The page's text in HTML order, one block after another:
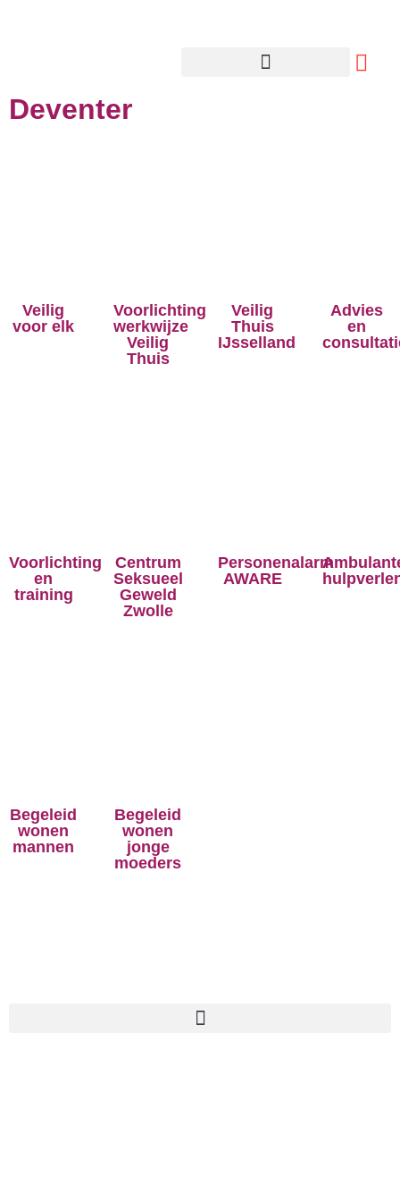
Deventer
Veilig
voor elk
Voorlichting
werkwijze
Veilig
Thuis
Veilig
Thuis
IJsselland
Advies
en
Voorlichting
en
training
Centrum
Seksueel
Geweld
Zwolle
Personenalarm
AWARE
Begeleid
wonen
mannen
Begeleid
wonen
jonge
moeders